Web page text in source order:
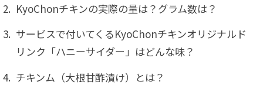
KyoChonチキンの実際の量は？グラム数は？
サービスで付いてくるKyoChonチキンオリジナルド
リンク「ハニーサイダー」はどんな味？
チキンム（大根甘酢漬け）とは？